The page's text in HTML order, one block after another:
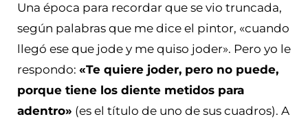
Una época para recordar que se vio truncada,
según palabras que me dice el pintor, «cuando
llegó ese que jode y me quiso joder». Pero yo le
respondo: «Te quiere joder, pero no puede,
porque tiene los diente metidos para
adentro» (es el título de uno de sus cuadros). A